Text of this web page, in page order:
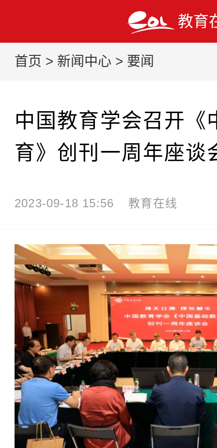
教育
首页 > 新闻中心 > 要闻
中国教育学会召开《
育》创刊一周年座谈
2023-09-18 15:56 教育在线